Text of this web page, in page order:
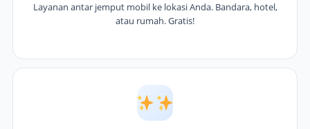
Layanan antar jemput mobil ke lokasi Anda. Bandara, hotel,
atau rumah. Gratis!